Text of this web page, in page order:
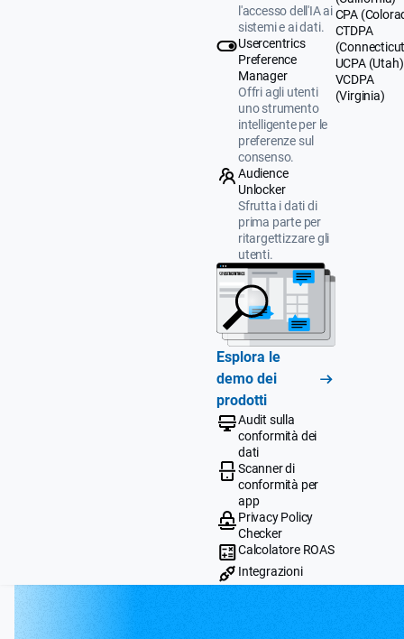
l'accesso dell'IA ai
sistemi e ai dati.
Usercentrics
Preference
Manager
Offri agli utenti
uno strumento
intelligente per le
preferenze sul
consenso.
Audience
Unlocker
Sfrutta i dati di
prima parte per
ritargettizzare gli
utenti.
Esplora le
demo dei
prodotti
Audit sulla
conformità dei
dati
Scanner di
conformità per
app
Privacy Policy
Checker
Calcolatore ROAS
Integrazioni
CPA
CTDPA
UCPA (Utah)
VCDPA
(Virginia)